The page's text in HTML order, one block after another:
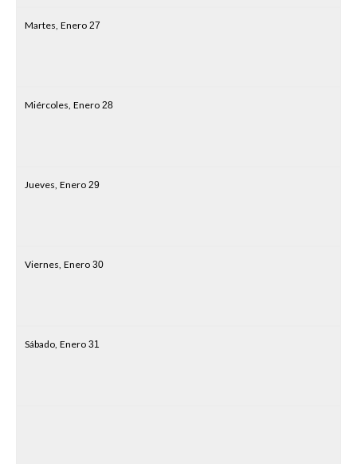
Martes, Enero 27
Miércoles, Enero 28
Jueves, Enero 29
Viernes, Enero 30
Sábado, Enero 31